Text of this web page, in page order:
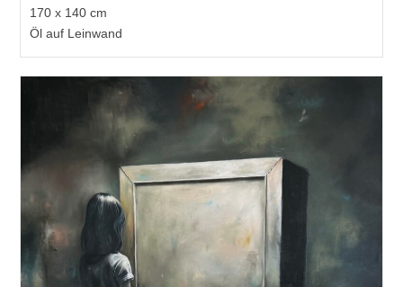
170 x 140 cm
Öl auf Leinwand